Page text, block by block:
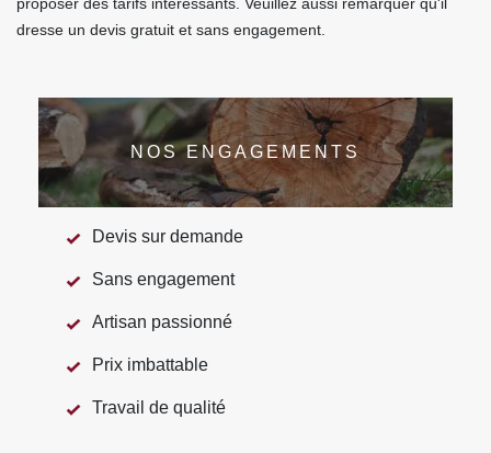
proposer des tarifs intéressants. Veuillez aussi remarquer qu'il
dresse un devis gratuit et sans engagement.
NOS ENGAGEMENTS
Devis sur demande
Sans engagement
Artisan passionné
Prix imbattable
Travail de qualité